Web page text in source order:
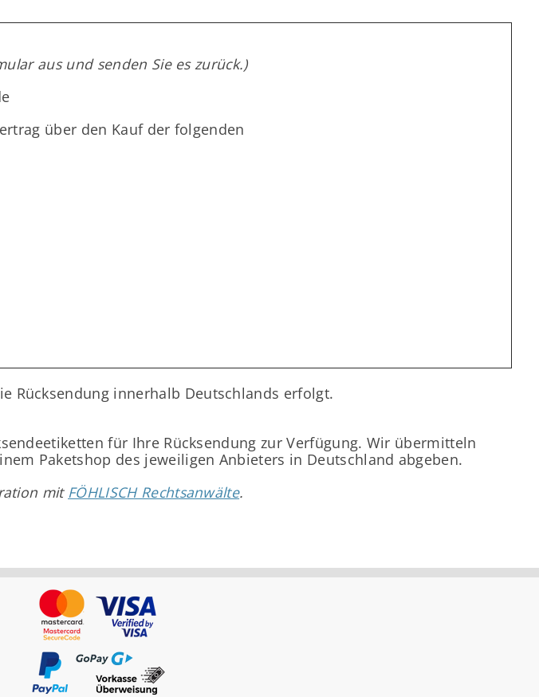
aus und senden Sie es zurück.)
über den Kauf der folgenden
Rücksendung innerhalb Deutschlands erfolgt.
für Ihre Rücksendung zur Verfügung. Wir übermitteln
Paketshop des jeweiligen Anbieters in Deutschland abgeben.
mit FÖHLISCH Rechtsanwälte.